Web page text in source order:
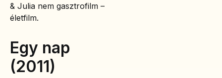
& Julia nem gasztrofilm –
életfilm.
Egy nap
(2011)